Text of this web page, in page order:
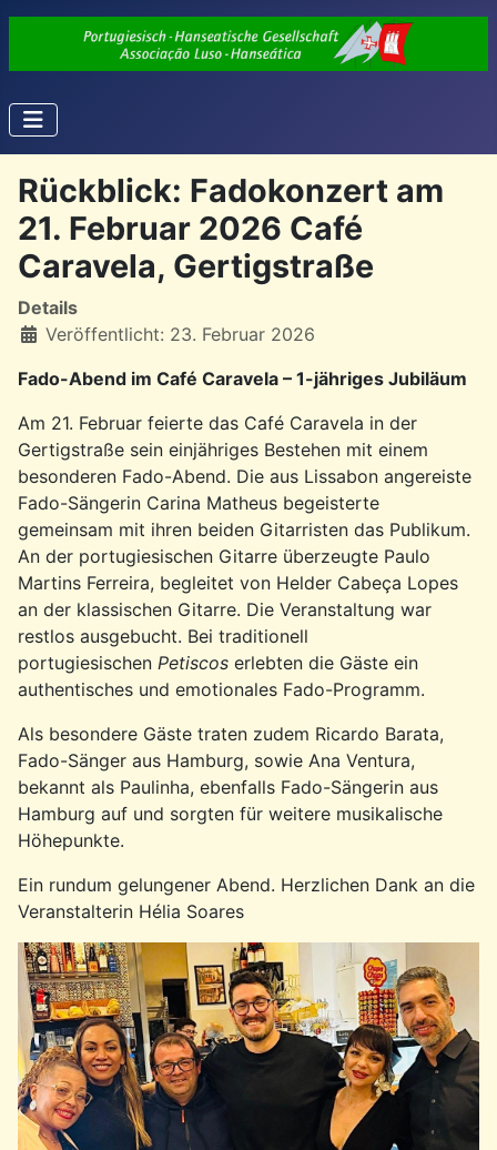
Rückblick: Fadokonzert am
21. Februar 2026 Café
Caravela, Gertigstraße
Details
Veröffentlicht: 23. Februar 2026
Fado-Abend im Café Caravela – 1-jähriges Jubiläum
Am 21. Februar feierte das Café Caravela in der
Gertigstraße sein einjähriges Bestehen mit einem
besonderen Fado-Abend. Die aus Lissabon angereiste
Fado-Sängerin Carina Matheus begeisterte
gemeinsam mit ihren beiden Gitarristen das Publikum.
An der portugiesischen Gitarre überzeugte Paulo
Martins Ferreira, begleitet von Helder Cabeça Lopes
an der klassischen Gitarre. Die Veranstaltung war
restlos ausgebucht. Bei traditionell
portugiesischen Petiscos erlebten die Gäste ein
authentisches und emotionales Fado-Programm.
Als besondere Gäste traten zudem Ricardo Barata,
Fado-Sänger aus Hamburg, sowie Ana Ventura,
bekannt als Paulinha, ebenfalls Fado-Sängerin aus
Hamburg auf und sorgten für weitere musikalische
Höhepunkte.
Ein rundum gelungener Abend. Herzlichen Dank an die
Veranstalterin Hélia Soares